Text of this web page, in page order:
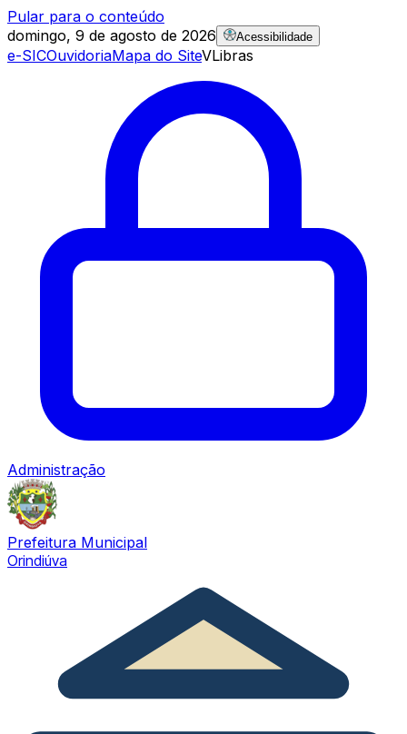
Pular para o conteúdo
domingo, 9 de agosto de 2026
Acessibilidade
e-SICOuvidoriaMapa do SiteVLibras
Administração
Prefeitura Municipal
Orindiúva